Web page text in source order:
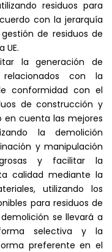
residuos para
con la jerarquía
de residuos de
UE.
la generación de
con la
conformidad con el
de construcción y
en cuenta las mejores
la demolición
y manipulación
y facilitar la
calidad mediante la
utilizando los
para residuos de
se llevará a
selectiva y la
preferente en el